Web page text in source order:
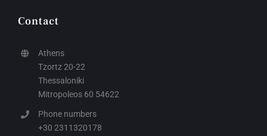
Contact
Athens
Tzortz 20-22
Thessaloniki
Mitropoleos 60 54622
Phone numbers
+30 2311320178